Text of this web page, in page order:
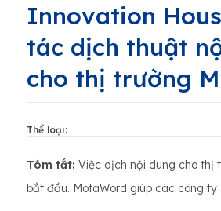
Innovation
tác dịch thuật
cho thị trường
Thể loại:
Tóm tắt: Việc dịch nội dung cho thị
bắt đầu. MotaWord giúp các công ty